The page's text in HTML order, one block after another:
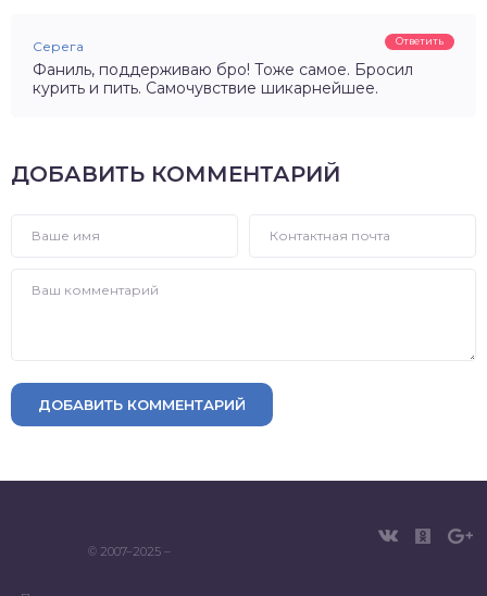
Серега Ответить
Фаниль, поддерживаю бро! Тоже самое. Бросил
курить и пить. Самочувствие шикарнейшее.
ДОБАВИТЬ КОММЕНТАРИЙ
ДОБАВИТЬ КОММЕНТАРИЙ
© 2007–2025 –